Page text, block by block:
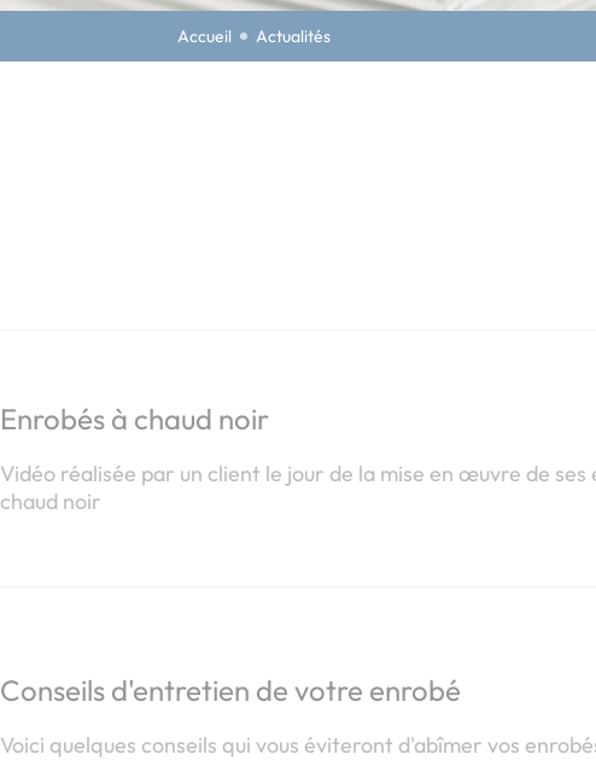
Accueil Actualités
Enrobés à chaud noir
Vidéo réalisée par un client le jour de la mise en œuvre de ses
chaud noir
Conseils d'entretien de votre enrobé
Voici quelques conseils qui vous éviteront d'abîmer vos